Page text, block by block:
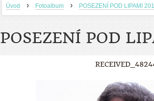
Úvod › Fotoalbum › POSEZENÍ POD LIPAMI
POSEZENÍ POD